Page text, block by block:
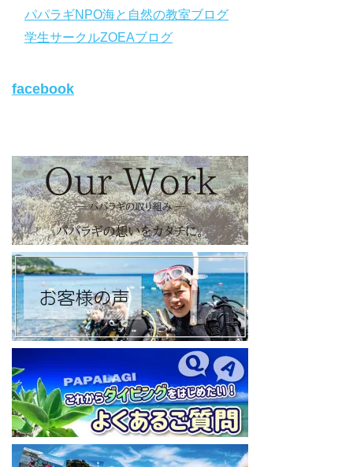
ode
【パパラギダイビングスクール ホームページ】
https://www.papalagi.co.jp
旬な海の情報はコチラから！
日々の活動状況や報告はXで公開中！
https://x.com/papalagidivers?s=20
【パパラギダイビングスクール Blog
】
お得なイベント告知やツアー情報を知りたい方へ
https://papalagi-blog.com/
◆YouTubeチャンネル登録はコチラから
https://www.youtube.com/channel/UCYG3vspMIHdLQaKA7XNIjD
◆各地の水中世界を紹介するチャンネル、その名も「水中世界」
（サブチャンネル）
https://www.youtube.com/@user-mw1pw2jb4j
【初心者ダイビングライセンスコースはコチラ】
https://www.papalagi.co.jp/databox/data.php/campaign_owd_ja/c
ode
====================================
パパラギダイビングスクール
藤沢本店
神奈川県藤沢市 南藤沢10-4
パパラギNPO海と自然の教室ブログ
学生サークルZOEAブログ
facebook